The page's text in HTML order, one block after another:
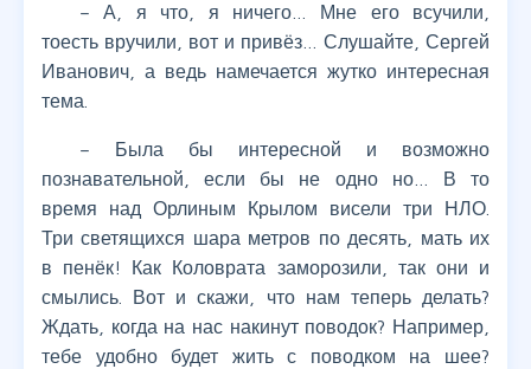
– А, я что, я ничего… Мне его всучили,
тоесть вручили, вот и привёз… Слушайте, Сергей
Иванович, а ведь намечается жутко интересная
тема.
– Была бы интересной и возможно
познавательной, если бы не одно но… В то
время над Орлиным Крылом висели три НЛО.
Три светящихся шара метров по десять, мать их
в пенёк! Как Коловрата заморозили, так они и
смылись. Вот и скажи, что нам теперь делать?
Ждать, когда на нас накинут поводок? Например,
тебе удобно будет жить с поводком на шее?